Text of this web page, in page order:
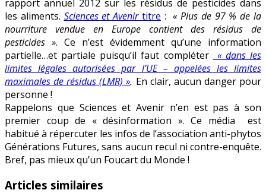
marchand
de
peur
?
rapport annuel 2012 sur les résidus de pesticides dans
les aliments. Sciences et Avenirtitre :« Plus de 97 % de la
nourriture vendue en Europe contient des résidus de
pesticides ». Ce n’est évidemment qu’une information
partielle…et partiale puisqu’il faut compléter
« dans les
limites légales autorisées par l’UE – appelées les limites
maximales de résidus (LMR) ». En clair, aucun danger pour
personne !
Rappelons que Sciences et Avenir n’en est pas à son
premier coup de « désinformation ». Ce média est
habitué à répercuter les infos de l’association anti-phytos
Générations Futures, sans aucun recul ni contre-enquête.
Bref, pas mieux qu’un Foucart du Monde !
Articles similaires